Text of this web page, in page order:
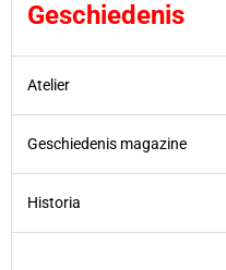
Geschiedenis
Atelier
Geschiedenis magazine
Historia